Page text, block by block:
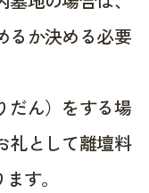
るか決める必要
だん）をする場
礼として離壇料
す。